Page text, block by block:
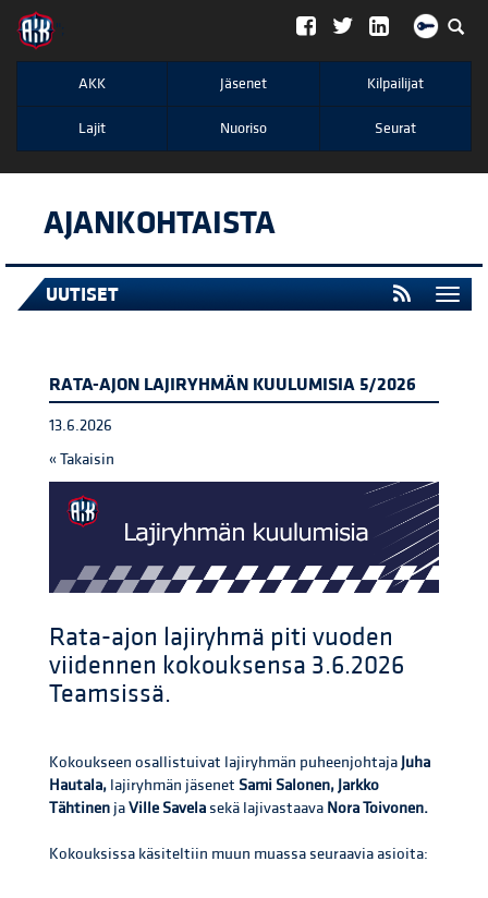
";
AKK Jäsenet Kilpailijat
Lajit Nuoriso Seurat
AJANKOHTAISTA
UUTISET
RATA-AJON LAJIRYHMÄN KUULUMISIA 5/2026
13.6.2026
« Takaisin
Rata-ajon lajiryhmä piti vuoden
viidennen kokouksensa 3.6.2026
Teamsissä.
Kokoukseen osallistuivat lajiryhmän puheenjohtajaJuha
Hautala, lajiryhmän jäsenet Sami Salonen, Jarkko
Tähtinen jaVille Savela sekä lajivastaava Nora Toivonen.
Kokouksissa käsiteltiin muun muassa seuraavia asioita: